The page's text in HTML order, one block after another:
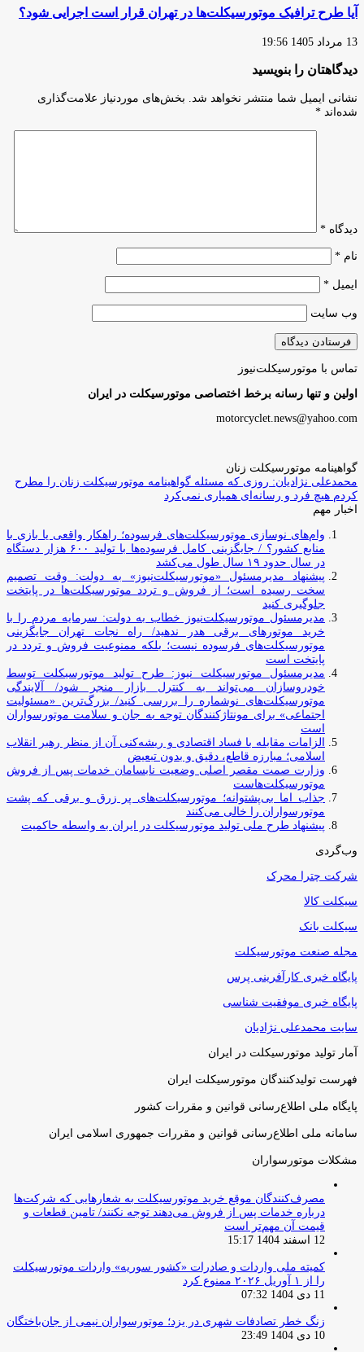
آیا طرح ترافیک موتورسیکلت‌ها در تهران قرار است اجرایی شود؟
13 مرداد 1405 19:56
دیدگاهتان را بنویسید
نشانی ایمیل شما منتشر نخواهد شد. بخش‌های موردنیاز علامت‌گذاری
شده‌اند *
دیدگاه *
نام *
ایمیل *
وب‌ سایت
تماس با موتورسیکلت‌نیوز
اولین و تنها رسانه برخط اختصاصی موتورسیکلت در ایران
motorcyclet.news@yahoo.com
گواهینامه موتورسیکلت زنان
محمدعلی نژادیان: روزی که مسئله گواهینامه موتورسیکلت زنان را مطرح
کردم هیچ فرد و رسانه‌ای همیاری نمی‌کرد
اخبار مهم
وام‌های نوسازی موتورسیکلت‌های فرسوده؛ راهکار واقعی یا بازی با
منابع کشور؟ / جایگزینی کامل فرسوده‌ها با تولید ۶۰۰ هزار دستگاه
در سال حدود ۱۹ سال طول می‌کشد
پیشنهاد مدیرمسئول «موتورسیکلت‌نیوز» به دولت: وقت تصمیم
سخت رسیده است؛ از فروش و تردد موتورسیکلت‌ها در پایتخت
جلوگیری کنید
مدیرمسئول موتورسیکلت‌نیوز خطاب به دولت: سرمایه مردم را با
خرید موتورهای برقی هدر ندهید/ راه نجات تهران جایگزینی
موتورسیکلت‌های فرسوده نیست؛ بلکه ممنوعیت فروش و تردد در
پایتخت است
مدیرمسئول موتورسیکلت نیوز: طرح تولید موتورسیکلت توسط
خودروسازان می‌تواند به کنترل بازار منجر شود/ آلایندگی
موتورسیکلت‌های نوشماره را بررسی کنید/ بزرگ‌ترین «مسئولیت
اجتماعی» برای مونتاژکنندگان توجه به جان و سلامت موتورسواران
است
الزامات مقابله با فساد اقتصادی و ریشه‌کنی آن از منظر رهبر انقلاب
اسلامی؛ مبارزه قاطع، دقیق و بدون تبعیض
وزارت صمت مقصر اصلی وضعیت نابسامان خدمات پس از فروش
موتورسیکلت‌هاست
جذاب اما بی‌پشتوانه؛ موتورسیکلت‌های پر زرق‌ و برقی که پشت
موتورسواران را خالی می‌کنند
پیشنهاد طرح ملی تولید موتورسیکلت در ایران به واسطه حاکمیت
وب‌گردی
شرکت چترا محرک
سیکلت کالا
سیکلت بانک
مجله صنعت موتورسیکلت
پایگاه خبری کارآفرینی پرس
پایگاه خبری موفقیت شناسی
سایت محمدعلی نژادیان
آمار تولید موتورسیکلت در ایران
فهرست تولیدکنندگان موتورسیکلت ایران
پایگاه ملی اطلاع‌رسانی قوانین و مقررات کشور
سامانه ملی اطلاع‌رسانی قوانین و مقررات جمهوری اسلامی ایران
مشکلات موتورسواران
مصرف‌کنندگان موقع خرید موتورسیکلت به شعارهایی که شرکت‌ها
درباره خدمات پس از فروش می‌دهند توجه نکنند/ تامین قطعات و
قیمت آن مهم‌تر است
12 اسفند 1404 15:17
کمیته ملی واردات و صادرات «کشور سوریه» واردات موتورسیکلت
را از ۱ آوریل ۲۰۲۶ ممنوع کرد
11 دی 1404 07:32
زنگ خطر تصادفات شهری در یزد؛ موتورسواران نیمی از جان‌باختگان
10 دی 1404 23:49